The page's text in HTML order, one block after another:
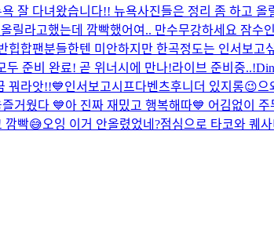
욕 잘 다녀왔습니다!! 뉴욕사진들은 정리 좀 하고 올
릴라고했는데 깜빡했어여.. 만수무강하세요 잠수
합팬분들한텐 미안하지만 한곡정도는 인서보고
두 준비 완료! 곧 위너시에 만나!라이브 준비중..!
꿔라앗!!💙인서보고시프다벤츠후니 더 있지롱😉으
즐거웠다 💙아 진짜 재밌고 행복해따💙 어김없이 주
깜빡😅오잉 이거 안올렸었네?점심으로 타코와 퀘